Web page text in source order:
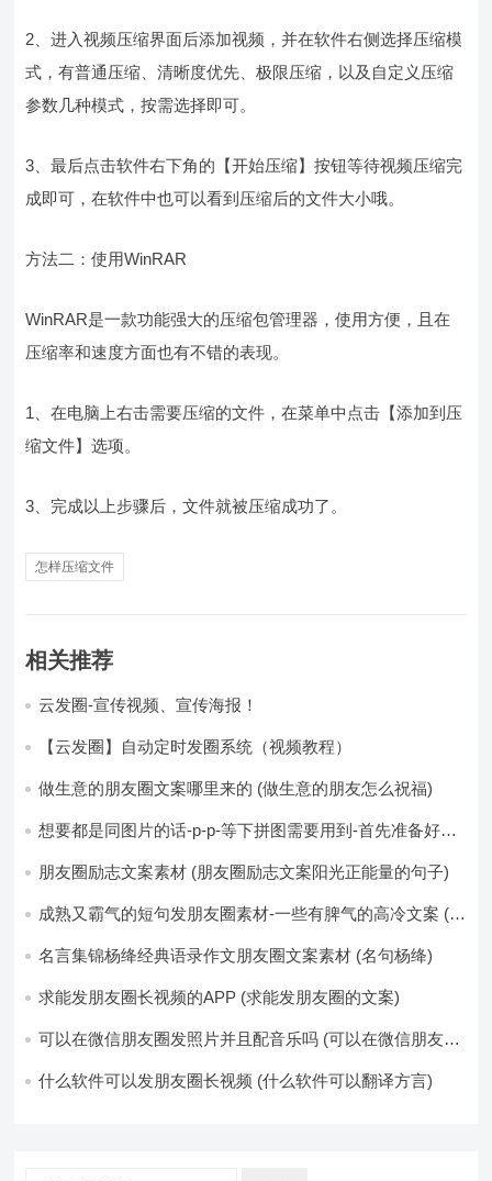
2、进入视频压缩界面后添加视频，并在软件右侧选择压缩模
式，有普通压缩、清晰度优先、极限压缩，以及自定义压缩
参数几种模式，按需选择即可。
3、最后点击软件右下角的【开始压缩】按钮等待视频压缩完
成即可，在软件中也可以看到压缩后的文件大小哦。
方法二：使用WinRAR
WinRAR是一款功能强大的压缩包管理器，使用方便，且在
压缩率和速度方面也有不错的表现。
1、在电脑上右击需要压缩的文件，在菜单中点击【添加到压
缩文件】选项。
3、完成以上步骤后，文件就被压缩成功了。
怎样压缩文件
相关推荐
云发圈-宣传视频、宣传海报！
【云发圈】自动定时发圈系统（视频教程）
做生意的朋友圈文案哪里来的 (做生意的朋友怎么祝福)
想要都是同图片的话-p-p-等下拼图需要用到-首先准备好最
片-如果想要图片都不同得话-1-p-可以准备好45张的不同图
朋友圈励志文案素材 (朋友圈励志文案阳光正能量的句子)
成熟又霸气的短句发朋友圈素材-一些有脾气的高冷文案 (成
名言集锦杨绛经典语录作文朋友圈文案素材 (名句杨绛)
求能发朋友圈长视频的APP (求能发朋友圈的文案)
可以在微信朋友圈发照片并且配音乐吗 (可以在微信朋友圈
什么软件可以发朋友圈长视频 (什么软件可以翻译方言)